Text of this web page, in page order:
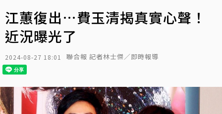
江蕙復出…費玉清揭真實心聲！
近況曝光了
2024-08-27 18:01 聯合報 記者林士傑／即時報導